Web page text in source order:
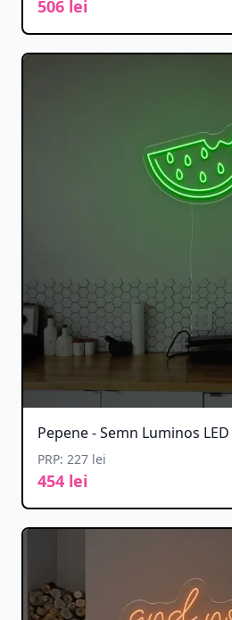
506 lei
Pepene - Semn Luminos
PRP: 227 lei
454 lei